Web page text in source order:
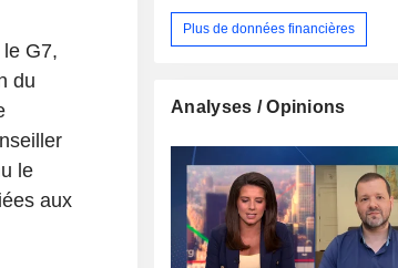
G7,
du
le
aux
Plus de données financières
Analyses / Opinions